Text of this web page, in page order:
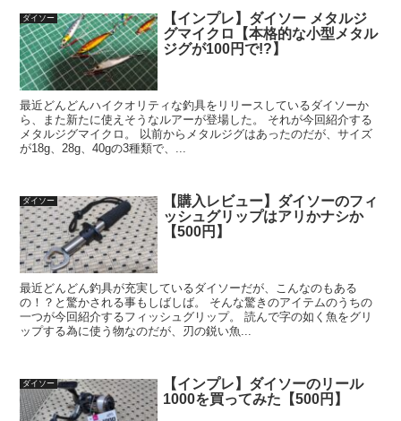
ダイソー
【インプレ】ダイソー メタルジ
グマイクロ【本格的な小型メタル
ジグが100円で!?】
最近どんどんハイクオリティな釣具をリリースしているダイソーか
ら、また新たに使えそうなルアーが登場した。 それが今回紹介する
メタルジグマイクロ。 以前からメタルジグはあったのだが、サイズ
が18g、28g、40gの3種類で、...
ダイソー
【購入レビュー】ダイソーのフィ
ッシュグリップはアリかナシか
【500円】
最近どんどん釣具が充実しているダイソーだが、こんなのもある
の！？と驚かされる事もしばしば。 そんな驚きのアイテムのうちの
一つが今回紹介するフィッシュグリップ。 読んで字の如く魚をグリ
ップする為に使う物なのだが、刃の鋭い魚...
ダイソー
【インプレ】ダイソーのリール
1000を買ってみた【500円】